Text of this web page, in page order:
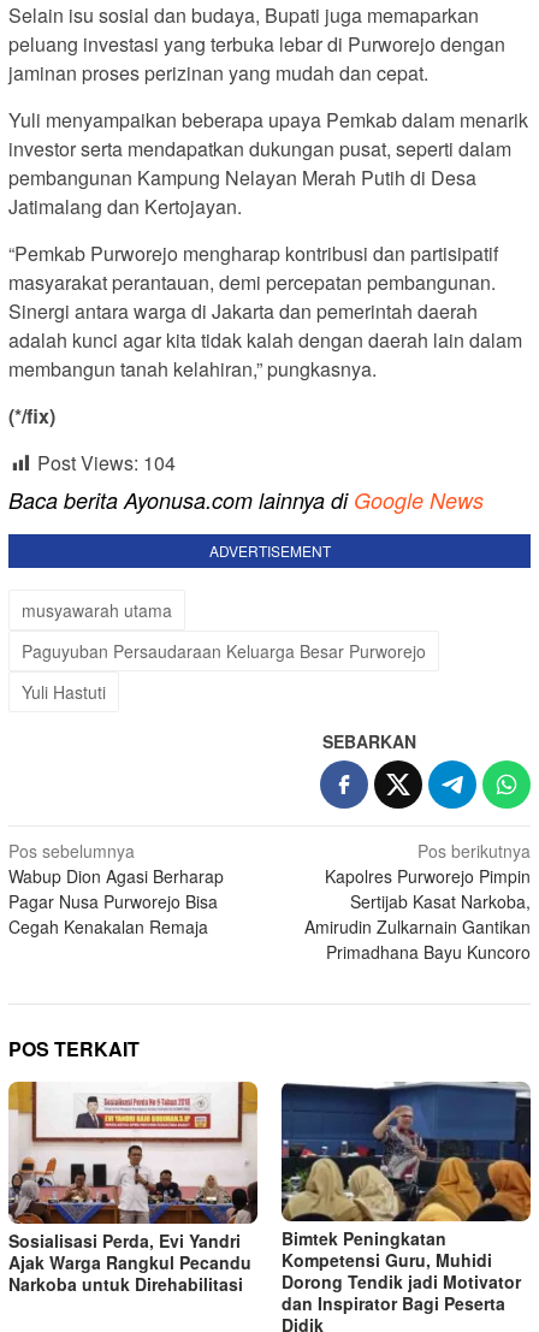
Selain isu sosial dan budaya, Bupati juga memaparkan
peluang investasi yang terbuka lebar di Purworejo dengan
jaminan proses perizinan yang mudah dan cepat.
Yuli menyampaikan beberapa upaya Pemkab dalam menarik
investor serta mendapatkan dukungan pusat, seperti dalam
pembangunan Kampung Nelayan Merah Putih di Desa
Jatimalang dan Kertojayan.
“Pemkab Purworejo mengharap kontribusi dan partisipatif
masyarakat perantauan, demi percepatan pembangunan.
Sinergi antara warga di Jakarta dan pemerintah daerah
adalah kunci agar kita tidak kalah dengan daerah lain dalam
membangun tanah kelahiran,” pungkasnya.
(*/fix)
Post Views: 104
Baca berita Ayonusa.com lainnya di Google News
ADVERTISEMENT
musyawarah utama
Paguyuban Persaudaraan Keluarga Besar Purworejo
Yuli Hastuti
SEBARKAN
Navigasi
pos
Pos sebelumnya
Wabup Dion Agasi Berharap
Pagar Nusa Purworejo Bisa
Cegah Kenakalan Remaja
Pos berikutnya
Kapolres Purworejo Pimpin
Sertijab Kasat Narkoba,
Amirudin Zulkarnain Gantikan
Primadhana Bayu Kuncoro
POS TERKAIT
Sosialisasi Perda, Evi Yandri
Ajak Warga Rangkul Pecandu
Narkoba untuk Direhabilitasi
Bimtek Peningkatan
Kompetensi Guru, Muhidi
Dorong Tendik jadi Motivator
dan Inspirator Bagi Peserta
Didik